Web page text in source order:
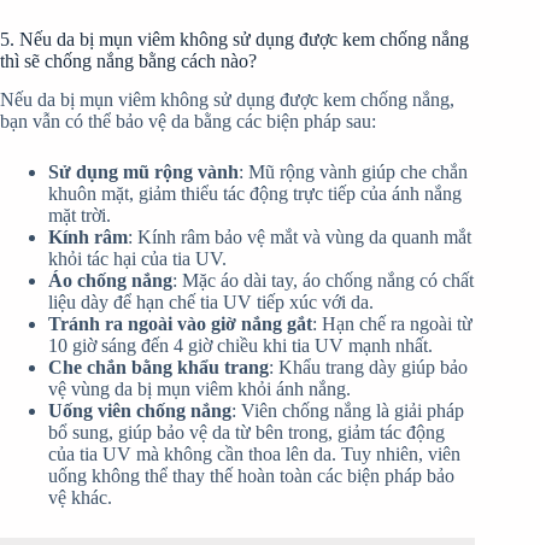
5. Nếu da bị mụn viêm không sử dụng được kem chống nắng
thì sẽ chống nắng bằng cách nào?
Nếu da bị mụn viêm không sử dụng được kem chống nắng,
bạn vẫn có thể bảo vệ da bằng các biện pháp sau:
Sử dụng mũ rộng vành: Mũ rộng vành giúp che chắn
khuôn mặt, giảm thiểu tác động trực tiếp của ánh nắng
mặt trời.
Kính râm: Kính râm bảo vệ mắt và vùng da quanh mắt
khỏi tác hại của tia UV.
Áo chống nắng: Mặc áo dài tay, áo chống nắng có chất
liệu dày để hạn chế tia UV tiếp xúc với da.
Tránh ra ngoài vào giờ nắng gắt: Hạn chế ra ngoài từ
10 giờ sáng đến 4 giờ chiều khi tia UV mạnh nhất.
Che chắn bằng khẩu trang: Khẩu trang dày giúp bảo
vệ vùng da bị mụn viêm khỏi ánh nắng.
Uống viên chống nắng: Viên chống nắng là giải pháp
bổ sung, giúp bảo vệ da từ bên trong, giảm tác động
của tia UV mà không cần thoa lên da. Tuy nhiên, viên
uống không thể thay thế hoàn toàn các biện pháp bảo
vệ khác.